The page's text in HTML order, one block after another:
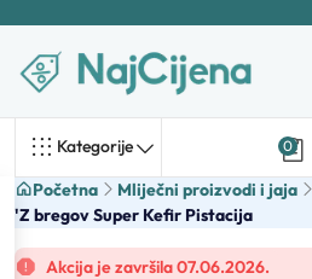
Kategorije 0
Početna Mliječni proizvodi i jaja
'Z bregov Super Kefir Pistacija
Akcija je završila 07.06.2026.